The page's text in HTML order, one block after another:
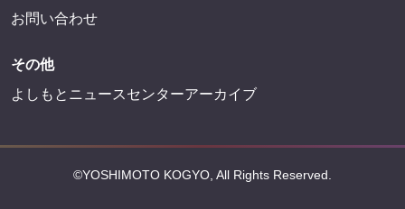
お問い合わせ
その他
よしもとニュースセンターアーカイブ
©YOSHIMOTO KOGYO, All Rights Reserved.